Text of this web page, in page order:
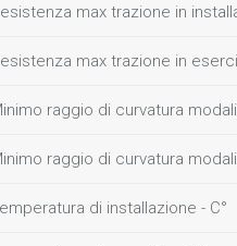
max trazione in
max trazione in
raggio di curvatura
raggio di curvatura
di installazione - C°